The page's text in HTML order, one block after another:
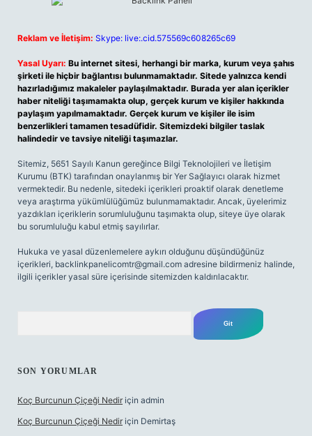
Reklam ve İletişim: Skype: live:.cid.575569c608265c69
Yasal Uyarı: Bu internet sitesi, herhangi bir marka, kurum veya şahıs
şirketi ile hiçbir bağlantısı bulunmamaktadır. Sitede yalnızca kendi
hazırladığımız makaleler paylaşılmaktadır. Burada yer alan içerikler
haber niteliği taşımamakta olup, gerçek kurum ve kişiler hakkında
paylaşım yapılmamaktadır. Gerçek kurum ve kişiler ile isim
benzerlikleri tamamen tesadüfidir. Sitemizdeki bilgiler taslak
halindedir ve tavsiye niteliği taşımazlar.
Sitemiz, 5651 Sayılı Kanun gereğince Bilgi Teknolojileri ve İletişim
Kurumu (BTK) tarafından onaylanmış bir Yer Sağlayıcı olarak hizmet
vermektedir. Bu nedenle, sitedeki içerikleri proaktif olarak denetleme
veya araştırma yükümlülüğümüz bulunmamaktadır. Ancak, üyelerimiz
yazdıkları içeriklerin sorumluluğunu taşımakta olup, siteye üye olarak
bu sorumluluğu kabul etmiş sayılırlar.
Hukuka ve yasal düzenlemelere aykırı olduğunu düşündüğünüz
içerikleri, backlinkpanelicomtr@gmail.com adresine bildirmeniz halinde,
ilgili içerikler yasal süre içerisinde sitemizden kaldırılacaktır.
SON YORUMLAR
Koç Burcunun Çiçeği Nedir için admin
Koç Burcunun Çiçeği Nedir için Demirtaş